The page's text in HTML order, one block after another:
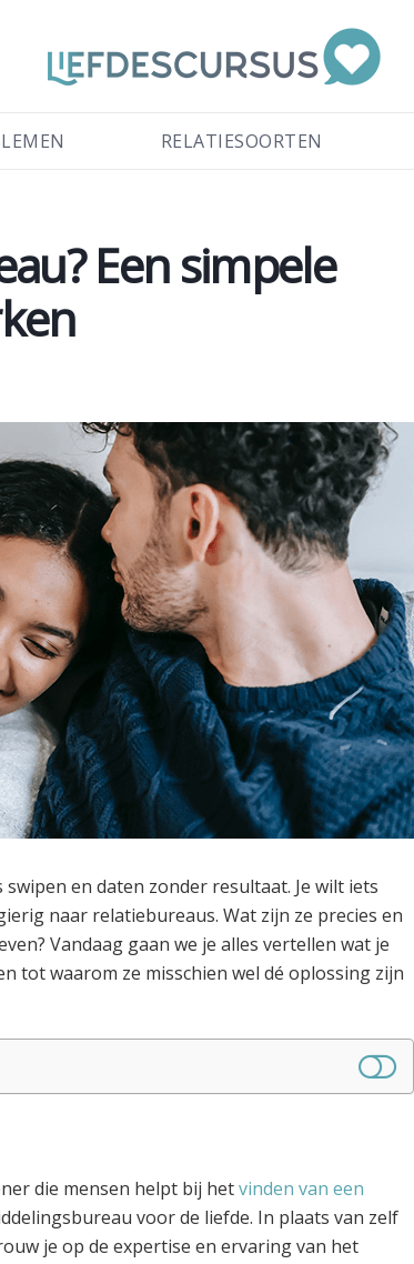
RELATIESOORTEN
Een simpele
en daten zonder resultaat. Je wilt iets
naar relatiebureaus. Wat zijn ze precies en
Vandaag gaan we je alles vertellen wat je
tot waarom ze misschien wel dé oplossing zijn
die mensen helpt bij hetvinden van een
voor de liefde. In plaats van zelf
je op de expertise en ervaring van het